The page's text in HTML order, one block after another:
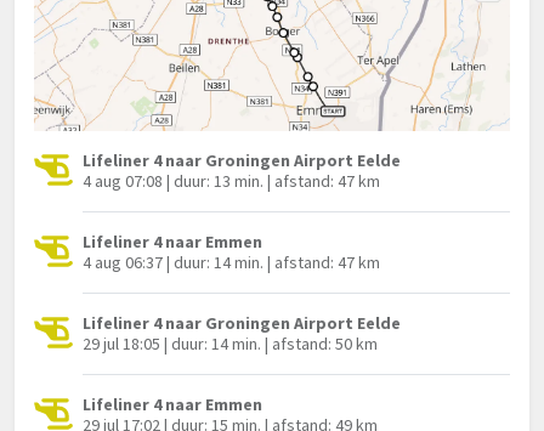
Lifeliner 4 naar Groningen Airport Eelde
4 aug 07:08 | duur: 13 min. | afstand: 47 km
Lifeliner 4 naar Emmen
4 aug 06:37 | duur: 14 min. | afstand: 47 km
Lifeliner 4 naar Groningen Airport Eelde
29 jul 18:05 | duur: 14 min. | afstand: 50 km
Lifeliner 4 naar Emmen
29 jul 17:02 | duur: 15 min. | afstand: 49 km